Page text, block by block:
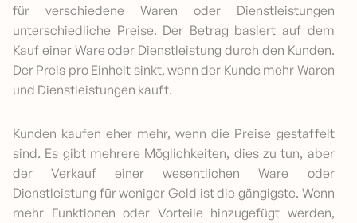
für verschiedene Waren oder Dienstleistungen
unterschiedliche Preise. Der Betrag basiert auf dem
Kauf einer Ware oder Dienstleistung durch den Kunden.
Der Preis pro Einheit sinkt, wenn der Kunde mehr Waren
und Dienstleistungen kauft.
Kunden kaufen eher mehr, wenn die Preise gestaffelt
sind. Es gibt mehrere Möglichkeiten, dies zu tun, aber
der Verkauf einer wesentlichen Ware oder
Dienstleistung für weniger Geld ist die gängigste. Wenn
mehr Funktionen oder Vorteile hinzugefügt werden,